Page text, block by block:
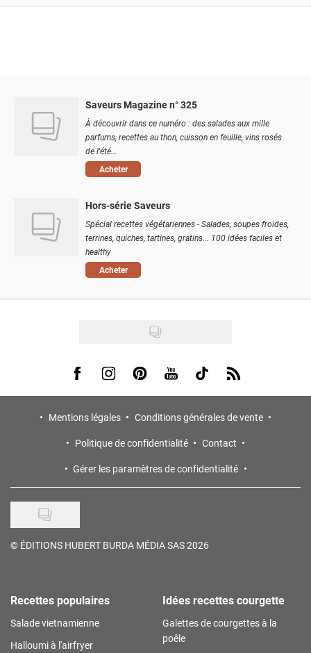
Saveurs Magazine n° 325
À découvrir dans ce numéro : des salades aux mille
parfums, recettes au thon, cuisson en feuille, vins rosés
de l'été...
Acheter
Hors-série Saveurs
Spécial recettes végétariennes - Salades, soupes froides,
terrines, quiches, tartines, gratins... 100 idées faciles et
healthy
Acheter
Visit us on Facebook
Visit us on Instagram
Visit us on Pinterest
Visit us on Youtube
Visit us on Tiktok
Visit us on Rss
Mentions légales
Conditions générales de vente
Politique de confidentialité
Contact
Gérer les paramètres de confidentialité
© ÉDITIONS HUBERT BURDA MÉDIA SAS 2026
Recettes populaires
Salade vietnamienne
Halloumi à l'airfryer
Idées recettes courgette
Galettes de courgettes à la
poêle